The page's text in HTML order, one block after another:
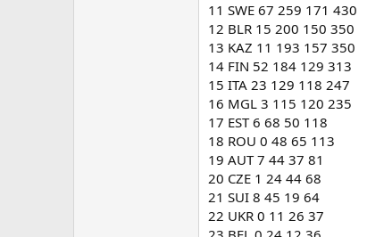
11 SWE 67 259 171 430
12 BLR 15 200 150 350
13 KAZ 11 193 157 350
14 FIN 52 184 129 313
15 ITA 23 129 118 247
16 MGL 3 115 120 235
17 EST 6 68 50 118
18 ROU 0 48 65 113
19 AUT 7 44 37 81
20 CZE 1 24 44 68
21 SUI 8 45 19 64
22 UKR 0 11 26 37